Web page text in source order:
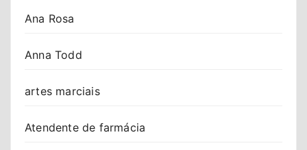
Ana Rosa
Anna Todd
artes marciais
Atendente de farmácia